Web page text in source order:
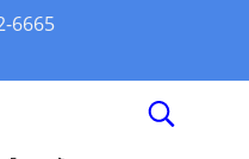
6665